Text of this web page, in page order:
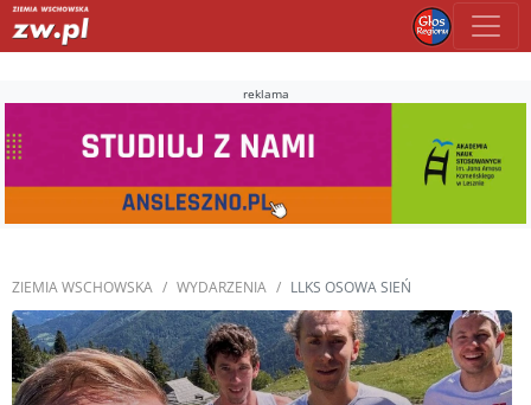
reklama
ZIEMIA WSCHOWSKA WYDARZENIA LLKS OSOWA SIEŃ